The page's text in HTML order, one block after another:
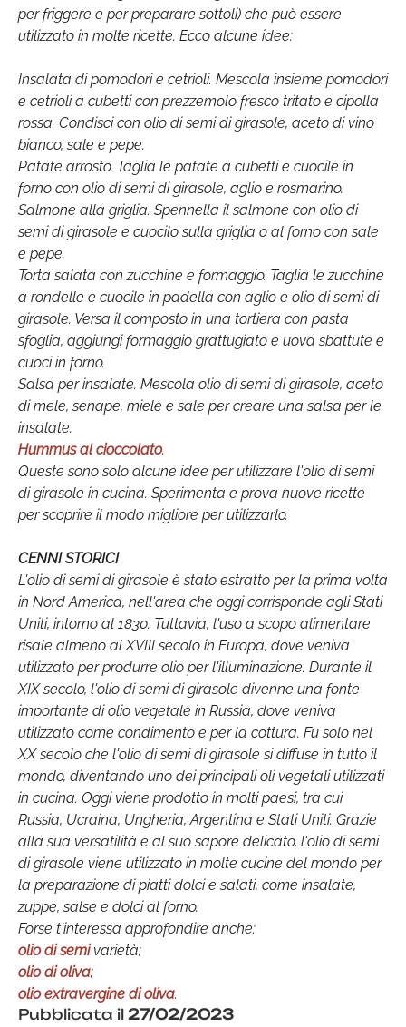
per friggere e per preparare sottoli) che può essere
utilizzato in molte ricette. Ecco alcune idee:
Insalata di pomodori e cetrioli. Mescola insieme pomodori
e cetrioli a cubetti con prezzemolo fresco tritato e cipolla
rossa. Condisci con olio di semi di girasole, aceto di vino
bianco, sale e pepe.
Patate arrosto. Taglia le patate a cubetti e cuocile in
forno con olio di semi di girasole, aglio e rosmarino.
Salmone alla griglia. Spennella il salmone con olio di
semi di girasole e cuocilo sulla griglia o al forno con sale
e pepe.
Torta salata con zucchine e formaggio. Taglia le zucchine
a rondelle e cuocile in padella con aglio e olio di semi di
girasole. Versa il composto in una tortiera con pasta
sfoglia, aggiungi formaggio grattugiato e uova sbattute e
cuoci in forno.
Salsa per insalate. Mescola olio di semi di girasole, aceto
di mele, senape, miele e sale per creare una salsa per le
insalate.
Hummus al cioccolato.
Queste sono solo alcune idee per utilizzare l'olio di semi
di girasole in cucina. Sperimenta e prova nuove ricette
per scoprire il modo migliore per utilizzarlo.
CENNI STORICI
L'olio di semi di girasole è stato estratto per la prima volta
in Nord America, nell'area che oggi corrisponde agli Stati
Uniti, intorno al 1830. Tuttavia, l'uso a scopo alimentare
risale almeno al XVIII secolo in Europa, dove veniva
utilizzato per produrre olio per l'illuminazione. Durante il
XIX secolo, l'olio di semi di girasole divenne una fonte
importante di olio vegetale in Russia, dove veniva
utilizzato come condimento e per la cottura. Fu solo nel
XX secolo che l'olio di semi di girasole si diffuse in tutto il
mondo, diventando uno dei principali oli vegetali utilizzati
in cucina. Oggi viene prodotto in molti paesi, tra cui
Russia, Ucraina, Ungheria, Argentina e Stati Uniti. Grazie
alla sua versatilità e al suo sapore delicato, l'olio di semi
di girasole viene utilizzato in molte cucine del mondo per
la preparazione di piatti dolci e salati, come insalate,
zuppe, salse e dolci al forno.
Forse t'interessa approfondire anche:
olio di semivarietà;
olio di oliva;
olio extravergine di oliva.
Pubblicata il 27/02/2023